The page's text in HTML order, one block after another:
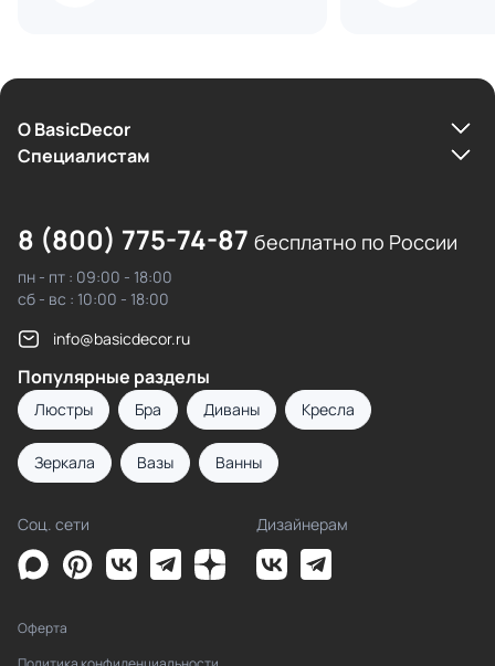
О BasicDecor
Cпециалистам
8 (800) 775-74-87 бесплатно по России
пн - пт : 09:00 - 18:00
сб - вс : 10:00 - 18:00
info@basicdecor.ru
Популярные разделы
Люстры Бра Диваны Кресла
Зеркала Вазы Ванны
Соц. сети Дизайнерам
Оферта